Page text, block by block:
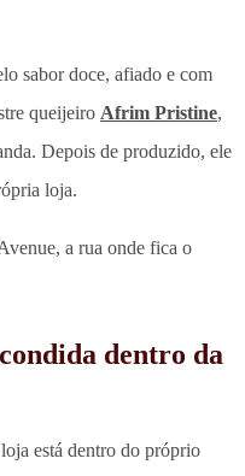
sabor doce, afiado e com
queijeiro Afrim Pristine,
Depois de produzido, ele
loja.
a rua onde fica o
dentro da
está dentro do próprio